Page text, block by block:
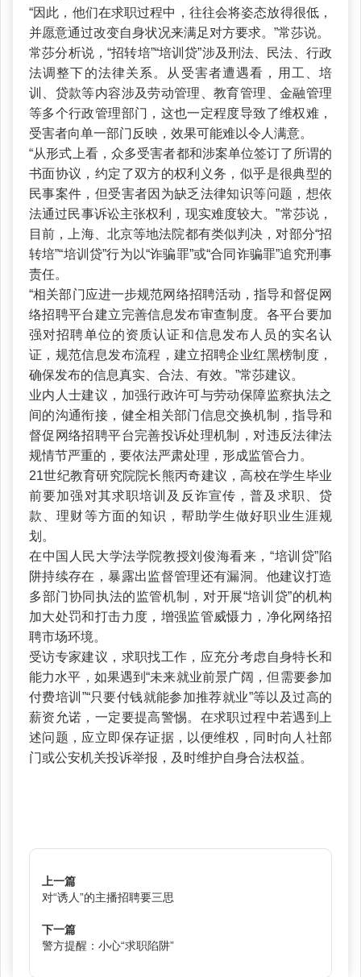
“因此，他们在求职过程中，往往会将姿态放得很低，
并愿意通过改变自身状况来满足对方要求。”常莎说。
常莎分析说，“招转培”“培训贷”涉及刑法、民法、行政
法调整下的法律关系。从受害者遭遇看，用工、培
训、贷款等内容涉及劳动管理、教育管理、金融管理
等多个行政管理部门，这也一定程度导致了维权难，
受害者向单一部门反映，效果可能难以令人满意。
“从形式上看，众多受害者都和涉案单位签订了所谓的
书面协议，约定了双方的权利义务，似乎是很典型的
民事案件，但受害者因为缺乏法律知识等问题，想依
法通过民事诉讼主张权利，现实难度较大。”常莎说，
目前，上海、北京等地法院都有类似判决，对部分“招
转培”“培训贷”行为以“诈骗罪”或“合同诈骗罪”追究刑事
责任。
“相关部门应进一步规范网络招聘活动，指导和督促网
络招聘平台建立完善信息发布审查制度。各平台要加
强对招聘单位的资质认证和信息发布人员的实名认
证，规范信息发布流程，建立招聘企业红黑榜制度，
确保发布的信息真实、合法、有效。”常莎建议。
业内人士建议，加强行政许可与劳动保障监察执法之
间的沟通衔接，健全相关部门信息交换机制，指导和
督促网络招聘平台完善投诉处理机制，对违反法律法
规情节严重的，要依法严肃处理，形成监管合力。
21世纪教育研究院院长熊丙奇建议，高校在学生毕业
前要加强对其求职培训及反诈宣传，普及求职、贷
款、理财等方面的知识，帮助学生做好职业生涯规
划。
在中国人民大学法学院教授刘俊海看来，“培训贷”陷
阱持续存在，暴露出监督管理还有漏洞。他建议打造
多部门协同执法的监管机制，对开展“培训贷”的机构
加大处罚和打击力度，增强监管威慑力，净化网络招
聘市场环境。
受访专家建议，求职找工作，应充分考虑自身特长和
能力水平，如果遇到“未来就业前景广阔，但需要参加
付费培训”“只要付钱就能参加推荐就业”等以及过高的
薪资允诺，一定要提高警惕。在求职过程中若遇到上
述问题，应立即保存证据，以便维权，同时向人社部
门或公安机关投诉举报，及时维护自身合法权益。
上一篇
对“诱人”的主播招聘要三思
下一篇
警方提醒：小心“求职陷阱”